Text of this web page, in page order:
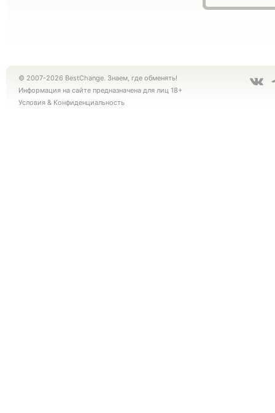
© 2007-2026 BestChange. Знаем, где обменять!
Информация на сайте предназначена для лиц 18+
Условия & Конфиденциальность